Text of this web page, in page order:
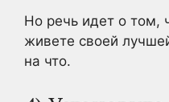
Но речь идет о том,
живете своей
на что.